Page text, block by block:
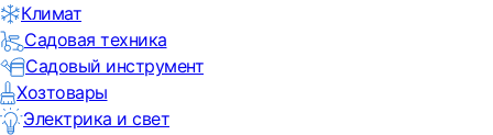
Климат
Садовая техника
Садовый инструмент
Хозтовары
Электрика и свет